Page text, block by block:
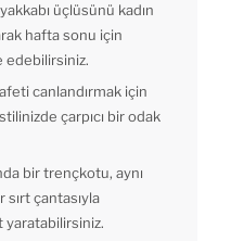
üçlüsünü kadın
hafta sonu için
edebilirsiniz.
canlandırmak için
çarpıcı bir odak
bir trençkotu, aynı
çantasıyla